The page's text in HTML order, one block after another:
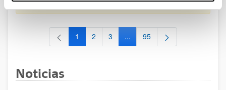
al 30/07/2026 (ambos incluídos)
Página
1 Página
2 Página
3 ...Páginas intermedias Use TAB
Página
95
Noticias